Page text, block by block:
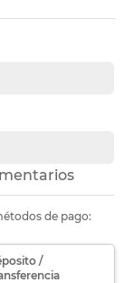
de pago:
/